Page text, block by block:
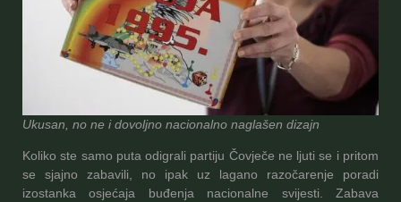
Ukusan, no ne i dovoljno nacionalno naglašen dizajn
Koliko ste samo puta odigrali partiju Čovječe ne ljuti se i pritom
se sjajno zabavili, no ipak uz lagano razočarenje poradi
izostanka osjećaja buđenja nacionalne svijesti. Zabava